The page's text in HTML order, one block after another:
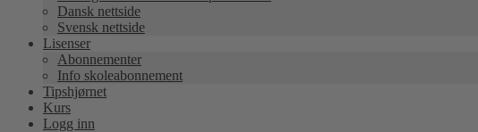
Dansk nettside
Svensk nettside
Lisenser
Abonnementer
Info skoleabonnement
Tipshjørnet
Kurs
Logg inn